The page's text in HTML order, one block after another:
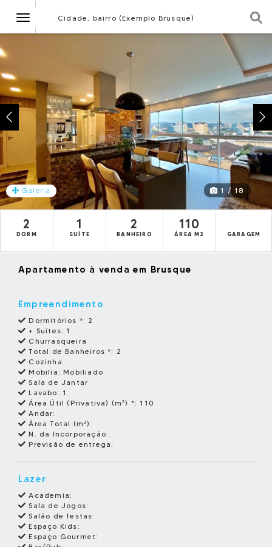
NavegaçãoCidade, bairro (Exemplo Brusque)
Galeria 1 / 18
2
DORM
1
SUÍTE
2
BANHEIRO
110
ÁREA M2 GARAGEM
Apartamento à venda em Brusque
Empreendimento
Dormitórios *: 2
+ Suítes: 1
Churrasqueira
Total de Banheiros *: 2
Cozinha
Mobilia:Mobiliado
Sala de Jantar
Lavabo: 1
Área Útil (Privativa) (m²) *: 110
Andar:
Área Total (m²):
N. da Incorporação:
Previsão de entrega:
Lazer
Academia:
Sala de Jogos:
Salão de festas:
Espaço Kids:
Espaço Gourmet: